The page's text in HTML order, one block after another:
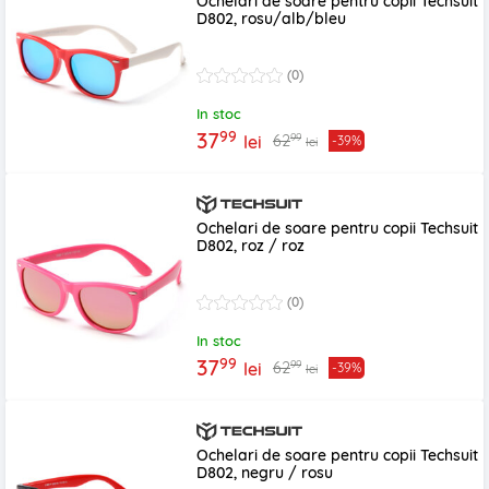
D802, rosu/alb/bleu
(0)
In stoc
3799 lei 6299 lei -39%
Ochelari de soare pentru copii Techsuit
D802, roz / roz
(0)
In stoc
3799 lei 6299 lei -39%
Ochelari de soare pentru copii Techsuit
D802, negru / rosu